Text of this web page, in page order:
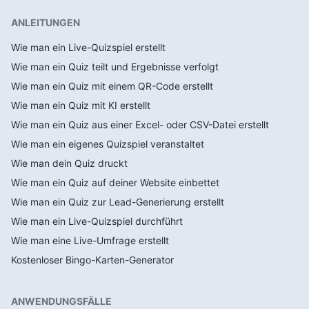
ANLEITUNGEN
Wie man ein Live-Quizspiel erstellt
Wie man ein Quiz teilt und Ergebnisse verfolgt
Wie man ein Quiz mit einem QR-Code erstellt
Wie man ein Quiz mit KI erstellt
Wie man ein Quiz aus einer Excel- oder CSV-Datei erstellt
Wie man ein eigenes Quizspiel veranstaltet
Wie man dein Quiz druckt
Wie man ein Quiz auf deiner Website einbettet
Wie man ein Quiz zur Lead-Generierung erstellt
Wie man ein Live-Quizspiel durchführt
Wie man eine Live-Umfrage erstellt
Kostenloser Bingo-Karten-Generator
ANWENDUNGSFÄLLE